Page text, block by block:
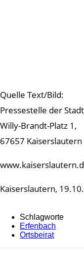
Quelle Text/Bild:
Pressestelle der
Willy-Brandt-Platz 1,
67657 Kaiserslautern
Kaiserslautern,
Schlagworte
Erfenbach
Ortsbeirat